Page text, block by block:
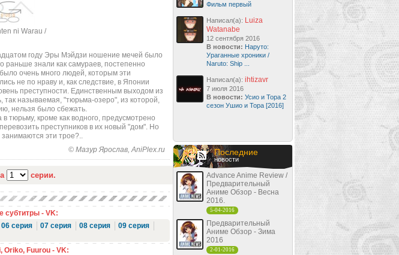
Фильм первый
Написал(а): Luiza
Watanabe
12 сентября 2016
В новости: Наруто:
Ураганные хроники /
Naruto: Ship ...
Написал(а): ihtizavr
7 июля 2016
В новости: Усио и Тора 2
сезон Ушио и Тора [2016]
Последние
новости
Advance Anime Review /
Предварительный
Аниме Обзор - Весна
2016.
5-04-2016
Предварительный
Аниме Обзор - Зима
2016
2-01-2016
ni Warau /
году Эры Мэйдзи ношение мечей было
раньше знали как самураев, постепенно
очень много людей, которым эти
не по нраву и, как следствие, в Японии
преступности. Единственным выходом из
так называемая, "тюрьма-озеро", из которой,
нельзя было сбежать.
в тюрьму, кроме как водного, предусмотрено
преступников в их новый "дом". Но
занимаются эти трое?..
© Мазур Ярослав, AniPlex.ru
серии.
субтитры - VK:
06 серия 07 серия 08 серия
09 серия
Oriko, Fuurou - VK: